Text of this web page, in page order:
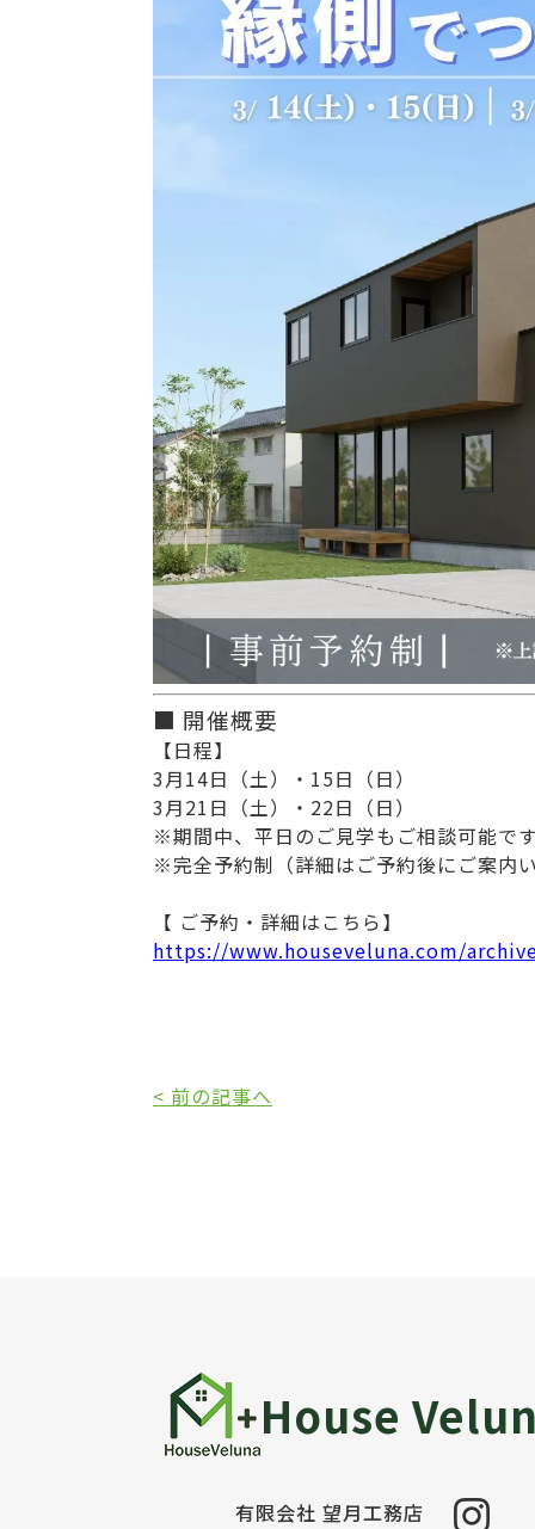
■ 開催概要
【日程】
3月14日（土）・15日（日）
3月21日（土）・22日（日）
※期間中、平日のご見学もご相談可能で
※完全予約制（詳細はご予約後にご案内
【 ご予約・詳細はこちら】
https://www.houseveluna.com/
< 前の記事へ
House
有限会社 望月工務店